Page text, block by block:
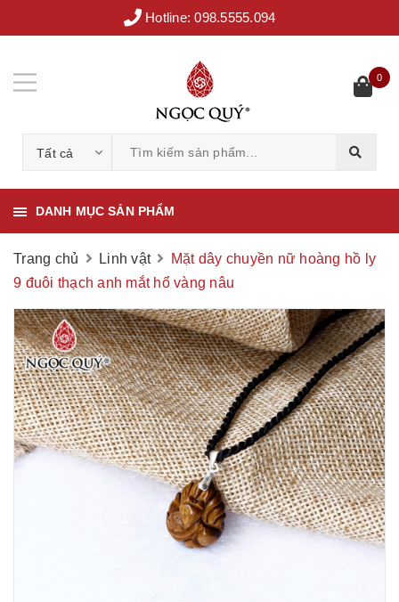
Hotline:098.5555.094
Tất cả
0
DANH MỤC SẢN PHẨM
Trang chủ Linh vật
Mặt dây chuyền nữ hoàng hồ ly
9 đuôi thạch anh mắt hổ vàng nâu